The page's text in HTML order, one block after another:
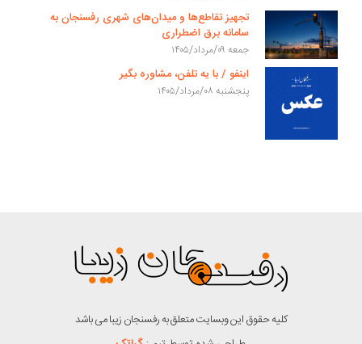
تجهیز تقاطع‌ها و میدان‌های شهری رفسنجان به
سامانه برق اضطراری
جمعه ۰۹/مرداد/۱۴۰۵
اینفو / با یه تلفن، مشاوره بگیر
پنجشنبه ۰۸/مرداد/۱۴۰۵
کلیه حقوق این وبسایت متعلق به رفسنجان زیبا می باشد